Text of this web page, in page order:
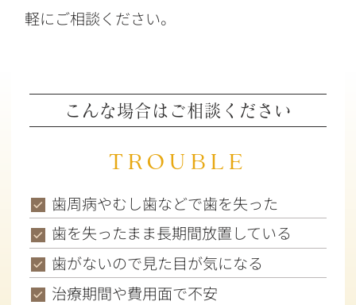
軽にご相談ください。
こんな場合はご相談ください
TROUBLE
歯周病やむし歯などで歯を失った
歯を失ったまま長期間放置している
歯がないので見た目が気になる
治療期間や費用面で不安